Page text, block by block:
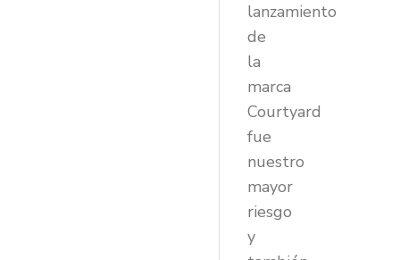
lanzamiento
de
la
marca
Courtyard
fue
nuestro
mayor
riesgo
y